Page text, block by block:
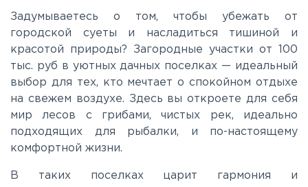
Задумываетесь о том, чтобы убежать от
городской суеты и насладиться тишиной и
красотой природы? Загородные участки от 100
тыс. руб в уютных дачных поселках — идеальный
выбор для тех, кто мечтает о спокойном отдыхе
на свежем воздухе. Здесь вы откроете для себя
мир лесов с грибами, чистых рек, идеально
подходящих для рыбалки, и по-настоящему
комфортной жизни.
В таких поселках царит гармония и